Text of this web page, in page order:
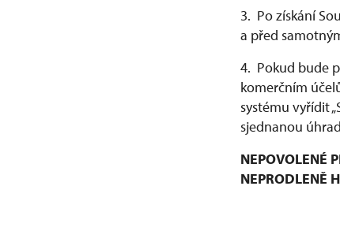
3. Po získání
a před
4. Pokud bude
komerčním
systému vyřídit
sjednanou
NEPOVOLENÉ
NEPRODLENĚ